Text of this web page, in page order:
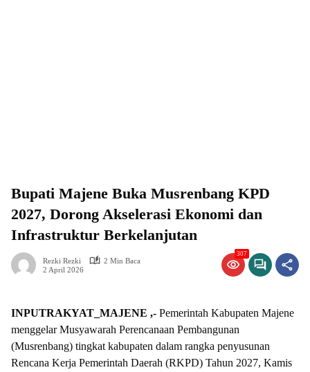
Bupati Majene Buka Musrenbang KPD
2027, Dorong Akselerasi Ekonomi dan
Infrastruktur Berkelanjutan
Rezki Rezki
2 Min Baca
2 April 2026
307
INPUTRAKYAT_MAJENE ,- Pemerintah Kabupaten Majene
menggelar Musyawarah Perencanaan Pembangunan
(Musrenbang) tingkat kabupaten dalam rangka penyusunan
Rencana Kerja Pemerintah Daerah (RKPD) Tahun 2027, Kamis